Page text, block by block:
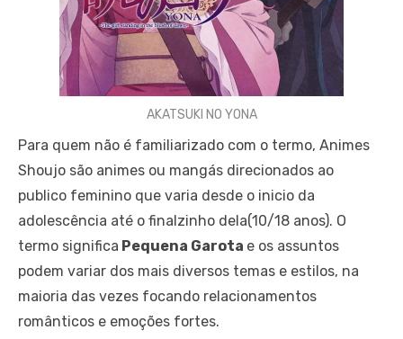
AKATSUKI NO YONA
Para quem não é familiarizado com o termo, Animes
Shoujo são animes ou mangás direcionados ao
publico feminino que varia desde o inicio da
adolescência até o finalzinho dela(10/18 anos). O
termo significa Pequena Garota e os assuntos
podem variar dos mais diversos temas e estilos, na
maioria das vezes focando relacionamentos
românticos e emoções fortes.